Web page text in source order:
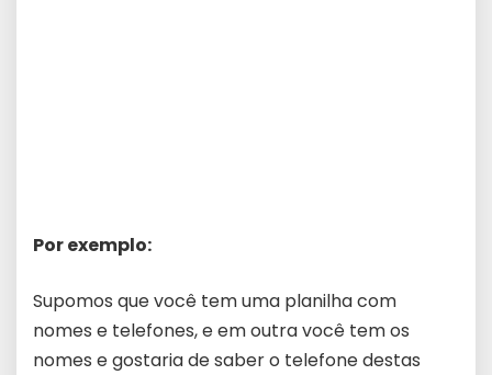
Por exemplo:
Supomos que você tem uma planilha com
nomes e telefones, e em outra você tem os
nomes e gostaria de saber o telefone destas